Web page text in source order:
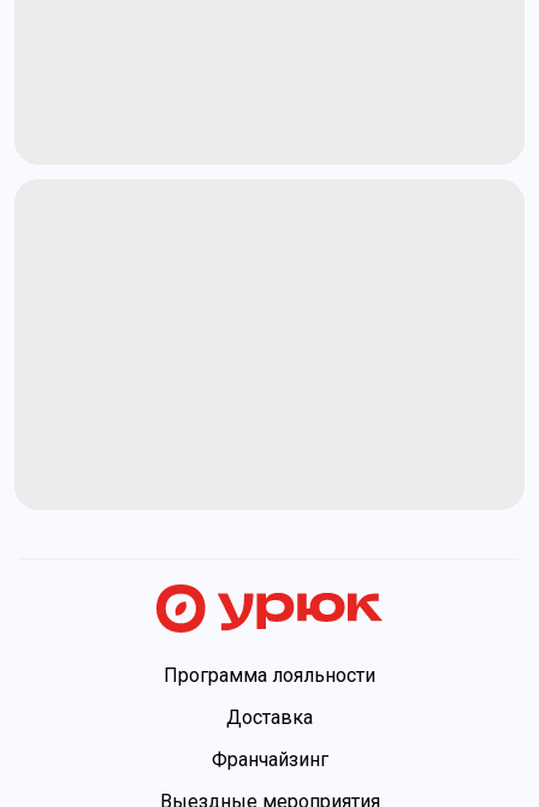
Программа лояльности
Доставка
Франчайзинг
Выездные мероприятия